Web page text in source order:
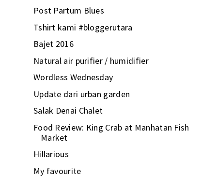
Post Partum Blues
Tshirt kami #bloggerutara
Bajet 2016
Natural air purifier / humidifier
Wordless Wednesday
Update dari urban garden
Salak Denai Chalet
Food Review: King Crab at Manhatan Fish
Market
Hillarious
My favourite